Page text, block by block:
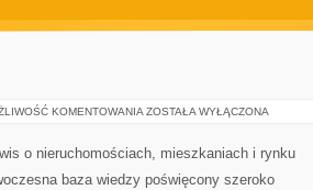
KOMENTOWANIA OKIEM
ZOSTAŁA WYŁĄCZONA
o nieruchomościach, mieszkaniach i rynku
baza wiedzy poświęcony szeroko